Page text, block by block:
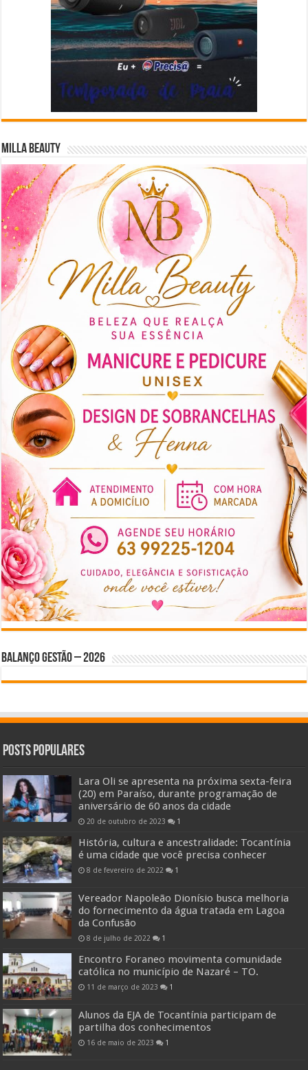
Milla Beauty
BALANÇO GESTÃO – 2026
Posts Populares
Lara Oli se apresenta na próxima sexta-feira
(20) em Paraíso, durante programação de
aniversário de 60 anos da cidade
20 de outubro de 2023 1
História, cultura e ancestralidade: Tocantínia
é uma cidade que você precisa conhecer
8 de fevereiro de 2022 1
Vereador Napoleão Dionísio busca melhoria
do fornecimento da água tratada em Lagoa
da Confusão
8 de julho de 2022 1
Encontro Foraneo movimenta comunidade
católica no município de Nazaré – TO.
11 de março de 2023 1
Alunos da EJA de Tocantínia participam de
partilha dos conhecimentos
16 de maio de 2023 1